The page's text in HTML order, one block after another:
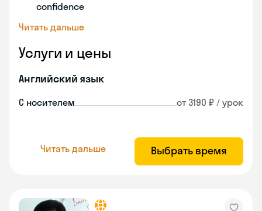
confidence
Читать дальше
Услуги и цены
Английский язык
С носителем от 3190 ₽ / урок
Читать дальше Выбрать время